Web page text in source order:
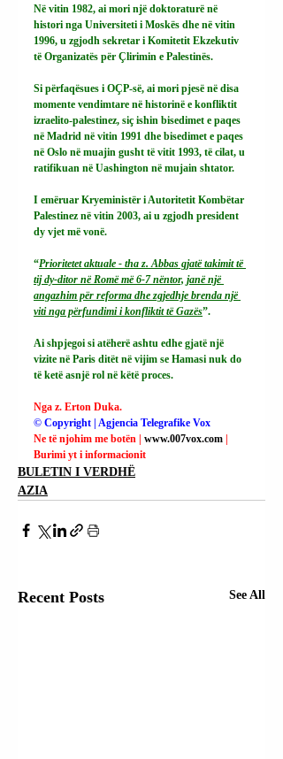
Në vitin 1982, ai mori një doktoraturë në
histori nga Universiteti i Moskës dhe në vitin
1996, u zgjodh sekretar i Komitetit Ekzekutiv
të Organizatës për Çlirimin e Palestinës.
Si përfaqësues i OÇP-së, ai mori pjesë në disa
momente vendimtare në historinë e konfliktit
izraelito-palestinez, siç ishin bisedimet e paqes
në Madrid në vitin 1991 dhe bisedimet e paqes
në Oslo në muajin gusht të vitit 1993, të cilat, u
ratifikuan në Uashington në mujain shtator.
I emëruar Kryeministër i Autoritetit Kombëtar
Palestinez në vitin 2003, ai u zgjodh president
dy vjet më vonë.
“Prioritetet aktuale - tha z. Abbas gjatë takimit të
tij dy-ditor në Romë më 6-7 nëntor, janë një
angazhim për reforma dhe zgjedhje brenda një
viti nga përfundimi i konfliktit të Gazës”.
Ai shpjegoi si atëherë ashtu edhe gjatë një
vizite në Paris ditët në vijim se Hamasi nuk do
të ketë asnjë rol në këtë proces.
Nga z. Erton Duka.
© Copyright | Agjencia Telegrafike Vox
Ne të njohim me botën | www.007vox.com
Burimi yt i informacionit
BULETIN I VERDHË
AZIA
Recent Posts See All